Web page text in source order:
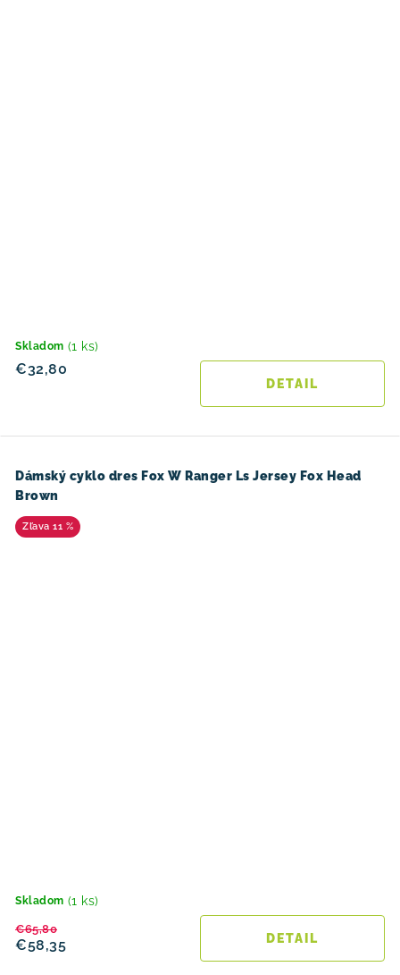
Skladom (1 ks)
€32,80
DETAIL
Dámský cyklo dres Fox W Ranger Ls Jersey Fox Head
Brown
11 %
Skladom (1 ks)
€58,35
€65,80
DETAIL